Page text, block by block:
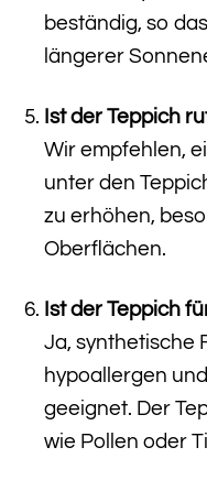
beständig, so
längerer
Ist der Teppich
Wir empfehlen,
unter den
zu erhöhen,
Oberflächen.
Ist der Teppich
Ja, synthetische
hypoallergen
geeignet. Der
wie Pollen oder